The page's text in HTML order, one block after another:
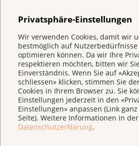
Privatsphäre-Einstellungen
Wir verwenden Cookies, damit wir
bestmöglich auf
optimieren können. Da wir Ihre
respektieren möchten, bitten wir
Einverständnis. Wenn Sie auf
schliessen» klicken, stimmen Sie
Cookies in Ihrem Browser zu. Sie
Einstellungen jederzeit in den
Einstellungen» anpassen (Link
Seite). Weitere Informationen in der
Datenschutzerklärung.
Nationaler Krebsplan